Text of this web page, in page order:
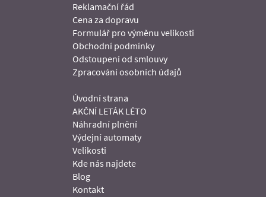
Reklamační řád
Cena za dopravu
Formulář pro výměnu velikosti
Obchodní podmínky
Odstoupení od smlouvy
Zpracování osobních údajů
Úvodní strana
AKČNÍ LETÁK LÉTO
Náhradní plnění
Výdejní automaty
Velikosti
Kde nás najdete
Blog
Kontakt